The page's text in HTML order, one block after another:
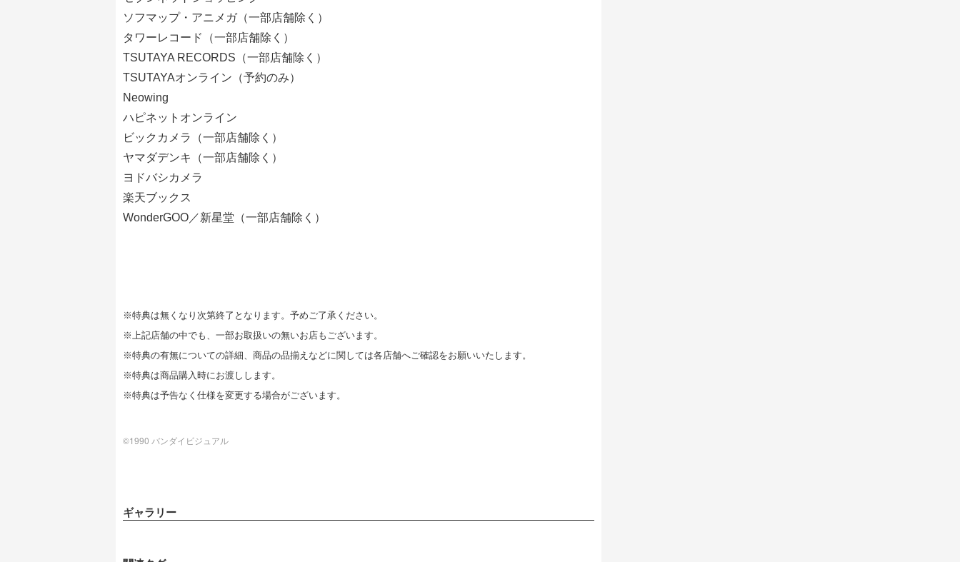
ソフマップ・アニメガ（一部店舗除く）
タワーレコード（一部店舗除く）
TSUTAYA RECORDS（一部店舗除く）
TSUTAYAオンライン（予約のみ）
Neowing
ハピネットオンライン
ビックカメラ（一部店舗除く）
ヤマダデンキ（一部店舗除く）
ヨドバシカメラ
楽天ブックス
WonderGOO／新星堂（一部店舗除く）
※特典は無くなり次第終了となります。予めご了承ください。
※上記店舗の中でも、一部お取扱いの無いお店もございます。
※特典の有無についての詳細、商品の品揃えなどに関しては各店舗へご確認をお願いいたします。
※特典は商品購入時にお渡しします。
※特典は予告なく仕様を変更する場合がございます。
©1990 バンダイビジュアル
ギャラリー